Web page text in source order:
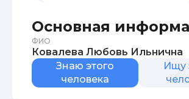
Основная
ФИО
Ковалева Любовь Ильнична
Знаю этого
человека
Ищу